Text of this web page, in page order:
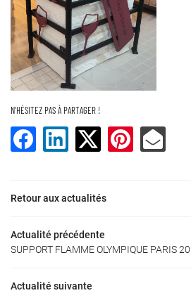
Inscription
N'HÉSITEZ PAS À PARTAGER !
Retour aux actualités
Actualité précédente
SUPPORT FLAMME OLYMPIQUE PARIS
Actualité suivante